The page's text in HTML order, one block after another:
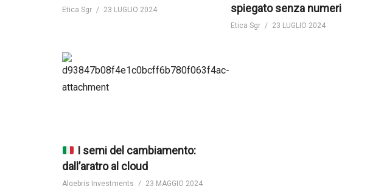
Etica Sgr 23 LUGLIO 2024
spiegato senza numeri
Etica Sgr 23 LUGLIO 2024
I semi del cambiamento:
dall’aratro al cloud
Algebris Investments 23 MAGGIO 2024